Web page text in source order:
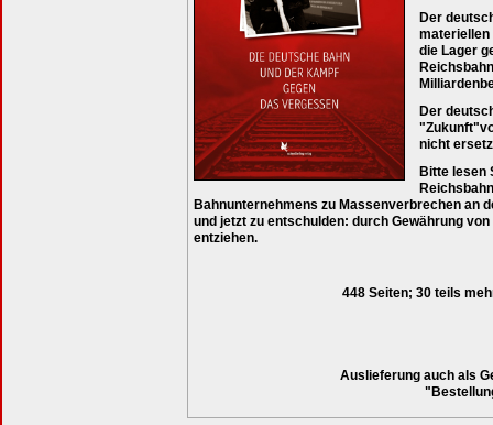
Der
materiellen
die Lager
Der
nicht
Bitte lesen
Bahnunternehmens zu Massenverbrechen an
und jetzt zu entschulden: durch Gewährung
entziehen.
448 Seiten; 30 teils
Auslieferung auch als